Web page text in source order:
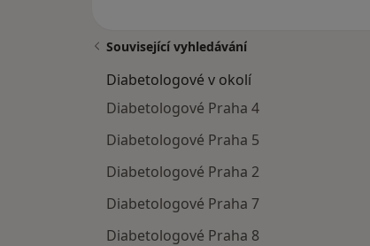
Související vyhledávání
Diabetologové v okolí
Diabetologové Praha 4
Diabetologové Praha 5
Diabetologové Praha 2
Diabetologové Praha 7
Diabetologové Praha 8